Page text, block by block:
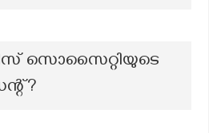
സൊസൈറ്റിയുടെ